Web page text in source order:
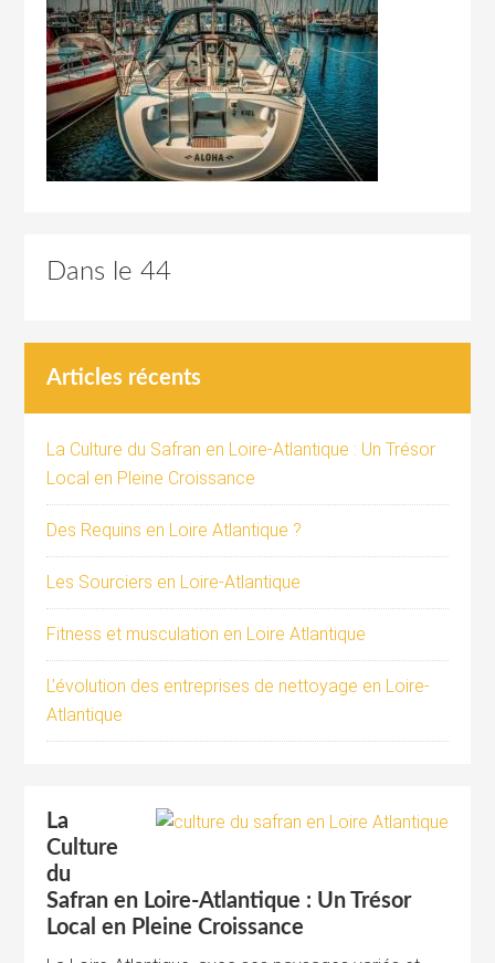
Dans le 44
Articles récents
La Culture du Safran en Loire-Atlantique : Un Trésor
Local en Pleine Croissance
Des Requins en Loire Atlantique ?
Les Sourciers en Loire-Atlantique
Fitness et musculation en Loire Atlantique
L’évolution des entreprises de nettoyage en Loire-
Atlantique
La
Culture
du
Safran en Loire-Atlantique : Un Trésor
Local en Pleine Croissance